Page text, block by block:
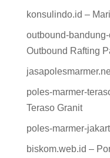
konsulindo.id –
outbound-
Outbound Rafting
poles-marmer-
Teraso Granit
poles-marmer-
biskom.web.id –